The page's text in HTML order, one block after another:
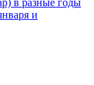
в разные годы
и